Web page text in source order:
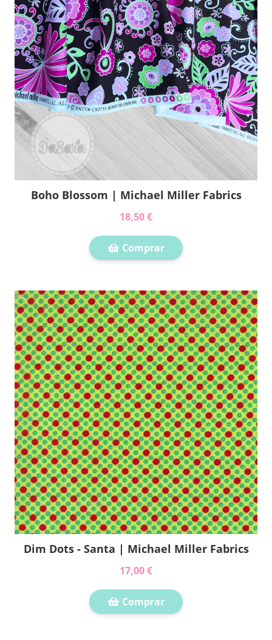
Boho Blossom | Michael Miller Fabrics
18,50 €
Comprar
Dim Dots - Santa | Michael Miller Fabrics
17,00 €
Comprar